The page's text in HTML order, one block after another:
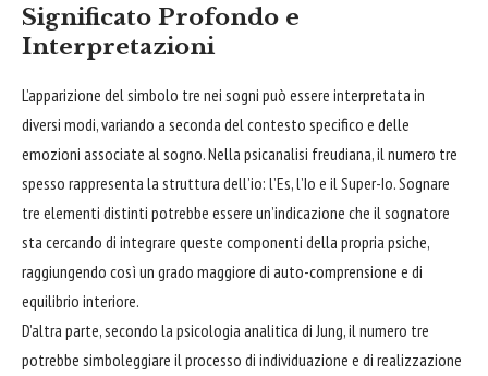
Significato Profondo e
Interpretazioni
L’apparizione del simbolo tre nei sogni può essere interpretata in
diversi modi, variando a seconda del contesto specifico e delle
emozioni associate al sogno. Nella psicanalisi freudiana, il numero tre
spesso rappresenta la struttura dell’io: l’Es, l’Io e il Super-Io.Sognare
tre elementi distinti potrebbe essere un’indicazione che il sognatore
sta cercando di integrare queste componenti della propria psiche,
raggiungendo così un grado maggiore di auto-comprensione e di
equilibrio interiore.
D’altra parte, secondo la psicologia analitica di Jung, il numero tre
potrebbe simboleggiare il processo di individuazione e di realizzazione